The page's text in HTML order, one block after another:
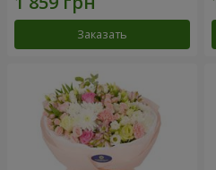
Заказать